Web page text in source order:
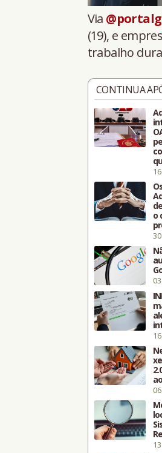
Via
(19), e
trabalho
CONTINUA
o